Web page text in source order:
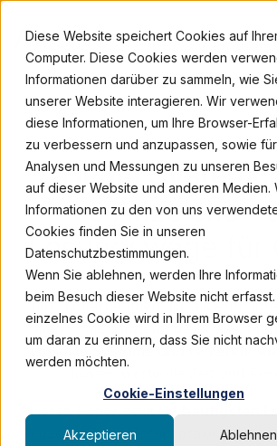
Diese Website speichert Cookies auf
Computer. Diese Cookies werden
Informationen darüber zu sammeln, wie
unserer Website interagieren. Wir
diese Informationen, um Ihre Browser-
zu verbessern und anzupassen, sowie für
Analysen und Messungen zu unseren
auf dieser Website und anderen Medien.
Informationen zu den von uns
Cookies finden Sie in unseren
Datenschutzbestimmungen.
Wenn Sie ablehnen, werden Ihre
beim Besuch dieser Website nicht erfasst.
einzelnes Cookie wird in Ihrem Browser
um daran zu erinnern, dass Sie nicht
werden möchten.
Cookie-Einstellungen
Akzeptieren Ablehnen
HR STRATEGIE
HR im
5 Anzeichen
Lösungswege für
Viele Unternehmen digitalisieren
doch echte Effizienz bleibt aus.
isolierte Systeme und fehlende
Dieses Paper zeigt die
häufigsten
Prozessenund liefert praxisnahe